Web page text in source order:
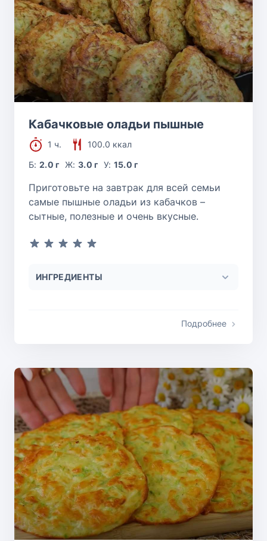
Кабачковые оладьи пышные
1 ч.
100.0 ккал
Б:2.0 г Ж: 3.0 г У: 15.0 г
Приготовьте на завтрак для всей семьи
самые пышные оладьи из кабачков –
сытные, полезные и очень вкусные.
ИНГРЕДИЕНТЫ
Подробнее